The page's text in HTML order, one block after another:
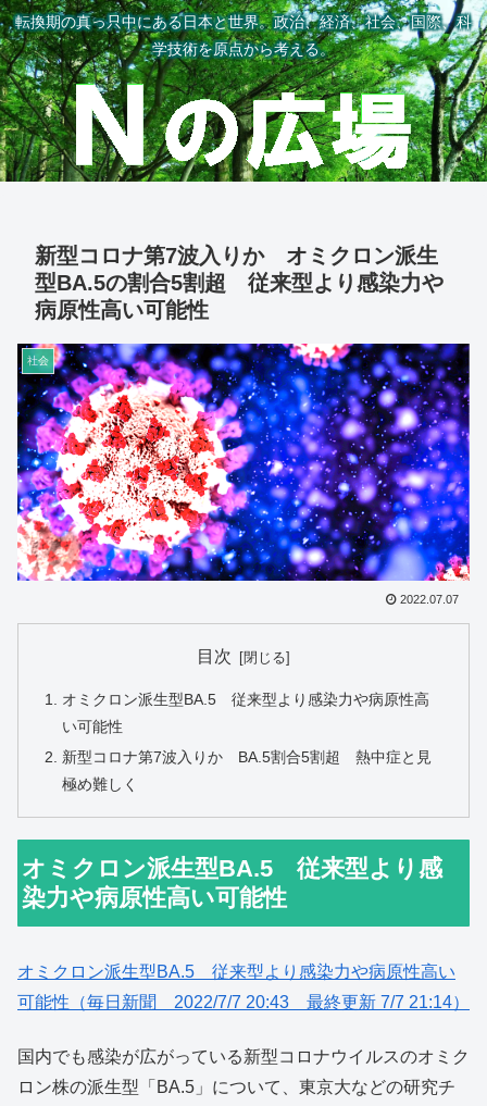
転換期の真っ只中にある日本と世界。政治、経済、社会、国際、科
学技術を原点から考える。
新型コロナ第7波入りか オミクロン派生
型BA.5の割合5割超 従来型より感染力や
病原性高い可能性
社会
2022.07.07
目次
オミクロン派生型BA.5 従来型より感染力や病原性高
い可能性
新型コロナ第7波入りか BA.5割合5割超 熱中症と見
極め難しく
オミクロン派生型BA.5 従来型より感
染力や病原性高い可能性
オミクロン派生型BA.5 従来型より感染力や病原性高い
可能性（毎日新聞 2022/7/7 20:43 最終更新 7/7 21:14）
国内でも感染が広がっている新型コロナウイルスのオミク
ロン株の派生型「BA.5」について、東京大などの研究チ